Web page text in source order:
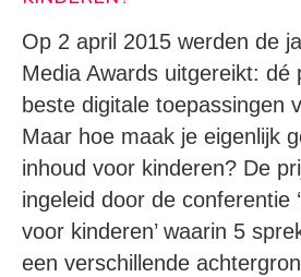
Op 2 april 2015 werden de
Media Awards uitgereikt: dé
beste digitale toepassingen
Maar hoe maak je eigenlijk
inhoud voor kinderen? De
ingeleid door de conferentie
voor kinderen’ waarin 5
een verschillende